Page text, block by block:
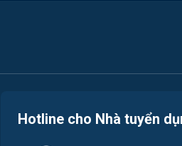
Hotline cho Nhà tuyển